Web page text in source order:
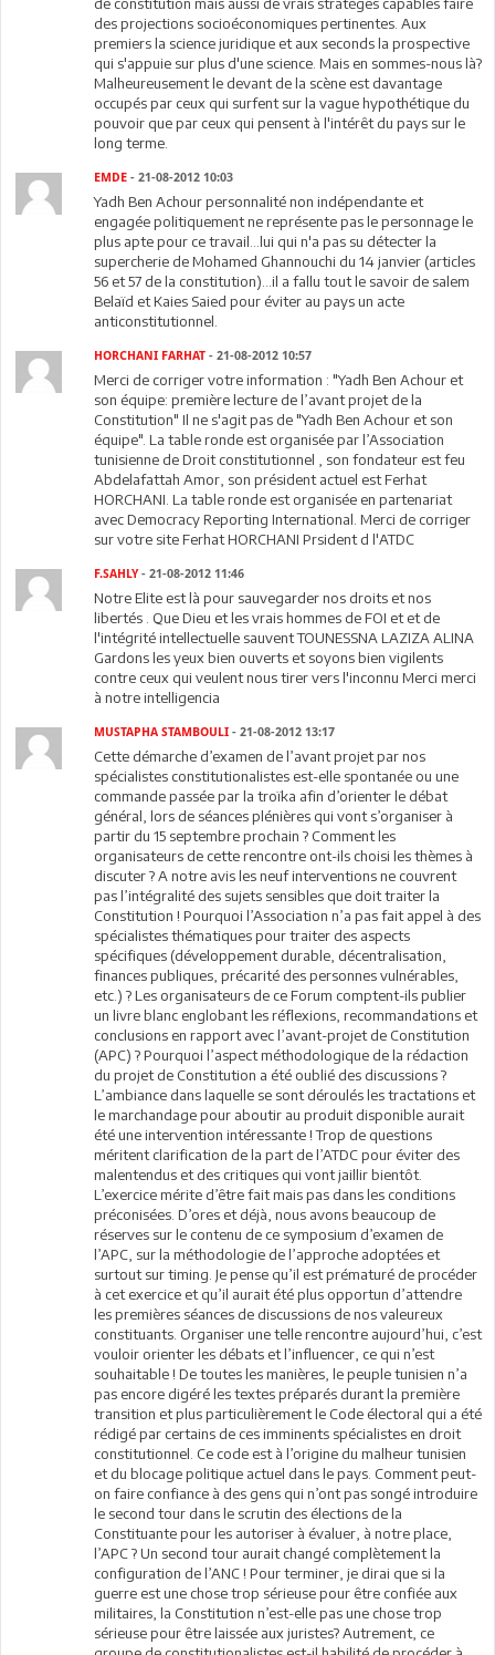
des projections socioéconomiques pertinentes. Aux
premiers la science juridique et aux seconds la prospective
qui s'appuie sur plus d'une science. Mais en sommes-nous là?
Malheureusement le devant de la scène est davantage
occupés par ceux qui surfent sur la vague hypothétique du
pouvoir que par ceux qui pensent à l'intérêt du pays sur le
long terme.
EMDE - 21-08-2012 10:03
Yadh Ben Achour personnalité non indépendante et
engagée politiquement ne représente pas le personnage le
plus apte pour ce travail...lui qui n'a pas su détecter la
supercherie de Mohamed Ghannouchi du 14 janvier (articles
56 et 57 de la constitution)...il a fallu tout le savoir de salem
Belaïd et Kaies Saied pour éviter au pays un acte
anticonstitutionnel.
HORCHANI FARHAT - 21-08-2012 10:57
Merci de corriger votre information : "Yadh Ben Achour et
son équipe: première lecture de l’avant projet de la
Constitution" Il ne s'agit pas de "Yadh Ben Achour et son
équipe". La table ronde est organisée par l’Association
tunisienne de Droit constitutionnel , son fondateur est feu
Abdelafattah Amor, son président actuel est Ferhat
HORCHANI. La table ronde est organisée en partenariat
avec Democracy Reporting International. Merci de corriger
sur votre site Ferhat HORCHANI Prsident d l'ATDC
F.SAHLY- 21-08-2012 11:46
Notre Elite est là pour sauvegarder nos droits et nos
libertés . Que Dieu et les vrais hommes de FOI et et de
l'intégrité intellectuelle sauvent TOUNESSNA LAZIZA ALINA
Gardons les yeux bien ouverts et soyons bien vigilents
contre ceux qui veulent nous tirer vers l'inconnu Merci merci
à notre intelligencia
MUSTAPHA STAMBOULI - 21-08-2012 13:17
Cette démarche d’examen de l’avant projet par nos
spécialistes constitutionalistes est-elle spontanée ou une
commande passée par la troïka afin d’orienter le débat
général, lors de séances plénières qui vont s’organiser à
partir du 15 septembre prochain ? Comment les
organisateurs de cette rencontre ont-ils choisi les thèmes à
discuter ? A notre avis les neuf interventions ne couvrent
pas l’intégralité des sujets sensibles que doit traiter la
Constitution ! Pourquoi l’Association n’a pas fait appel à des
spécialistes thématiques pour traiter des aspects
spécifiques (développement durable, décentralisation,
finances publiques, précarité des personnes vulnérables,
etc.) ? Les organisateurs de ce Forum comptent-ils publier
un livre blanc englobant les réflexions, recommandations et
conclusions en rapport avec l’avant-projet de Constitution
(APC) ? Pourquoi l’aspect méthodologique de la rédaction
du projet de Constitution a été oublié des discussions ?
L’ambiance dans laquelle se sont déroulés les tractations et
le marchandage pour aboutir au produit disponible aurait
été une intervention intéressante ! Trop de questions
méritent clarification de la part de l’ATDC pour éviter des
malentendus et des critiques qui vont jaillir bientôt.
L’exercice mérite d’être fait mais pas dans les conditions
préconisées. D’ores et déjà, nous avons beaucoup de
réserves sur le contenu de ce symposium d’examen de
l’APC, sur la méthodologie de l’approche adoptées et
surtout sur timing. Je pense qu’il est prématuré de procéder
à cet exercice et qu’il aurait été plus opportun d’attendre
les premières séances de discussions de nos valeureux
constituants. Organiser une telle rencontre aujourd’hui, c’est
vouloir orienter les débats et l’influencer, ce qui n’est
souhaitable ! De toutes les manières, le peuple tunisien n’a
pas encore digéré les textes préparés durant la première
transition et plus particulièrement le Code électoral qui a été
rédigé par certains de ces imminents spécialistes en droit
constitutionnel. Ce code est à l’origine du malheur tunisien
et du blocage politique actuel dans le pays. Comment peut-
on faire confiance à des gens qui n’ont pas songé introduire
le second tour dans le scrutin des élections de la
Constituante pour les autoriser à évaluer, à notre place,
l’APC ? Un second tour aurait changé complètement la
configuration de l’ANC ! Pour terminer, je dirai que si la
guerre est une chose trop sérieuse pour être confiée aux
militaires, la Constitution n’est-elle pas une chose trop
sérieuse pour être laissée aux juristes? Autrement, ce